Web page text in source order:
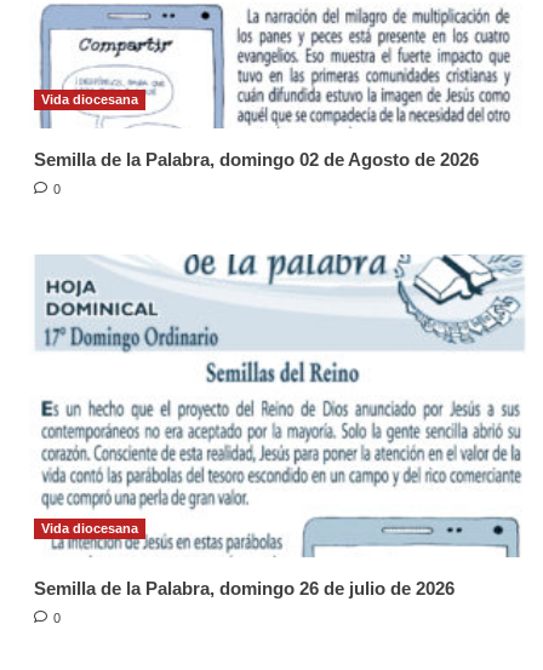
Vida diocesana
Semilla de la Palabra, domingo 02 de Agosto de 2026
0
Vida diocesana
Semilla de la Palabra, domingo 26 de julio de 2026
0